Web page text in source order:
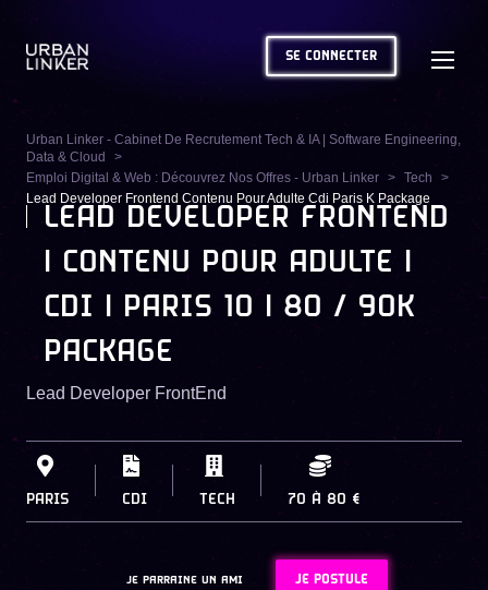
SE CONNECTER
Urban Linker - Cabinet De Recrutement Tech & IA | Software Engineering,
Data & Cloud
Emploi Digital & Web : Découvrez Nos Offres - Urban Linker
Tech
Lead Developer Frontend Contenu Pour Adulte Cdi Paris K Package
LEAD DEVELOPER FRONTEND
| CONTENU POUR ADULTE |
CDI | PARIS 10 | 80 / 90K
PACKAGE
Lead Developer FrontEnd
PARIS CDI TECH 70 À 80 €
JE PARRAINE UN AMI JE POSTULE